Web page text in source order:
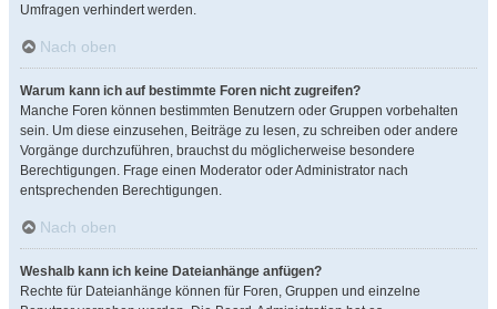
Umfragen verhindert werden.
Nach oben
Warum kann ich auf bestimmte Foren nicht zugreifen?
Manche Foren können bestimmten Benutzern oder Gruppen vorbehalten
sein. Um diese einzusehen, Beiträge zu lesen, zu schreiben oder andere
Vorgänge durchzuführen, brauchst du möglicherweise besondere
Berechtigungen. Frage einen Moderator oder Administrator nach
entsprechenden Berechtigungen.
Nach oben
Weshalb kann ich keine Dateianhänge anfügen?
Rechte für Dateianhänge können für Foren, Gruppen und einzelne